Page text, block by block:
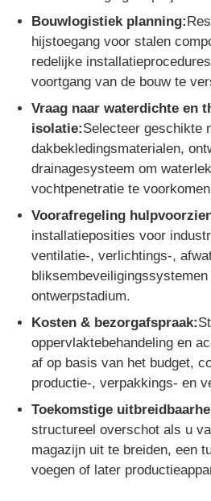
Bouwlogistiek planning:
hijstoegang voor stalen
redelijke
voortgang van de bouw te
Vraag naar waterdichte en
isolatie:Selecteer geschikte
dakbekledingsmaterialen,
drainagesysteem om
vochtpenetratie te
Voorafregeling
installatieposities voor
ventilatie-, verlichtings-,
ontwerpstadium.
Kosten & bezorgafspraak:
oppervlaktebehandeling en
af op basis van het budget,
productie-, verpakkings- en
Toekomstige
structureel overschot als u
magazijn uit te breiden, een
voegen of later